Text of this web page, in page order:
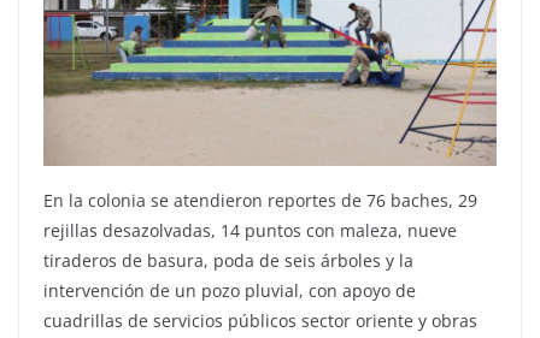
En la colonia se atendieron reportes de 76 baches, 29
rejillas desazolvadas, 14 puntos con maleza, nueve
tiraderos de basura, poda de seis árboles y la
intervención de un pozo pluvial, con apoyo de
cuadrillas de servicios públicos sector oriente y obras